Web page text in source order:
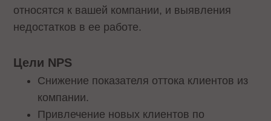
относятся к вашей компании, и выявления
недостатков в ее работе.
Цели NPS
Снижение показателя оттока клиентов из
компании.
Привлечение новых клиентов по